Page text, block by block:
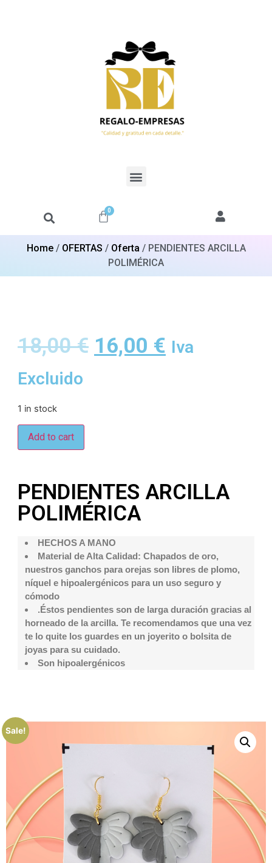
0
Home/ OFERTAS / Oferta / PENDIENTES ARCILLA
POLIMÉRICA
18,00€ 16,00 € Iva
Excluido
1 in stock
Add to cart
PENDIENTES ARCILLA
POLIMÉRICA
HECHOS A MANO
Material de Alta Calidad: Chapados de oro,
nuestros ganchos para orejas son libres de plomo,
níquel e hipoalergénicos para un uso seguro y
cómodo
.Éstos pendientes son de larga duración gracias al
horneado de la arcilla. Te recomendamos que una vez
te lo quite los guardes en un joyerito o bolsita de
joyas para su cuidado.
Son hipoalergénicos
Sale!